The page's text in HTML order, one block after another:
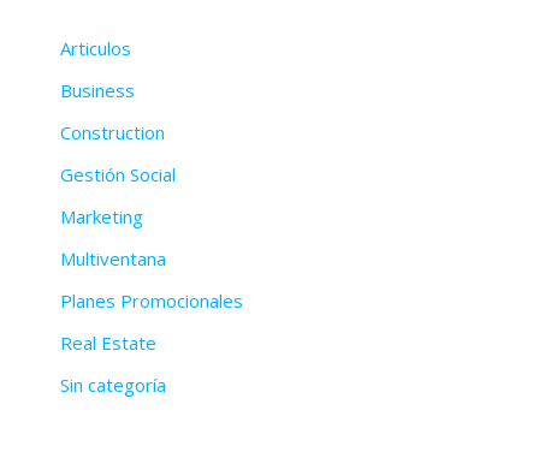
Articulos
Business
Construction
Gestión Social
Marketing
Multiventana
Planes Promocionales
Real Estate
Sin categoría